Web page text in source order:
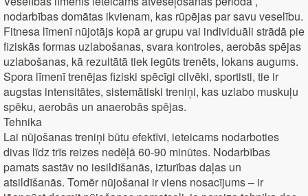
nodarbības domātas ikvienam, kas rūpējas par savu veselību.
Fitnesa līmenī nūjotājs kopā ar grupu vai individuāli strādā pie
fiziskās formas uzlabošanas, svara kontroles, aerobās spējas
uzlabošanas, kā rezultātā tiek iegūts trenēts, lokans augums.
Spora līmenī trenējas fiziski spēcīgi cilvēki, sportisti, tie ir
augstas intensitātes, sistemātiski treniņi, kas uzlabo muskuļu
spēku, aerobās un anaerobās spējas.
Tehnika
Lai nūjošanas treniņi būtu efektīvi, ieteicams nodarboties
divas līdz trīs reizes nedēļā 60-90 minūtes. Nodarbības
pamats sastāv no iesildīšanās, izturības daļas un
atsildīšanās. Tomēr nūjošanai ir viens nosacījums – ir